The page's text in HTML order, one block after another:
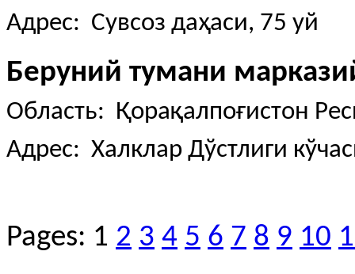
Адрес: Сувсоз даҳаси, 75 уй
Беруний тумани
Область: Қорақалпоғистон
Адрес: Халклар Дўстлиги
Pages: 1 2 3 4 5 6 7 8 9 10